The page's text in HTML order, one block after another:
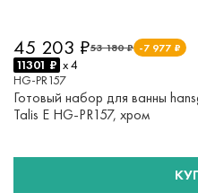
53 180 ₽ -7 977 ₽
45 203 ₽
11301 ₽ x 4
HG-PR157
Готовый набор для ванны
Talis E HG-PR157, хром